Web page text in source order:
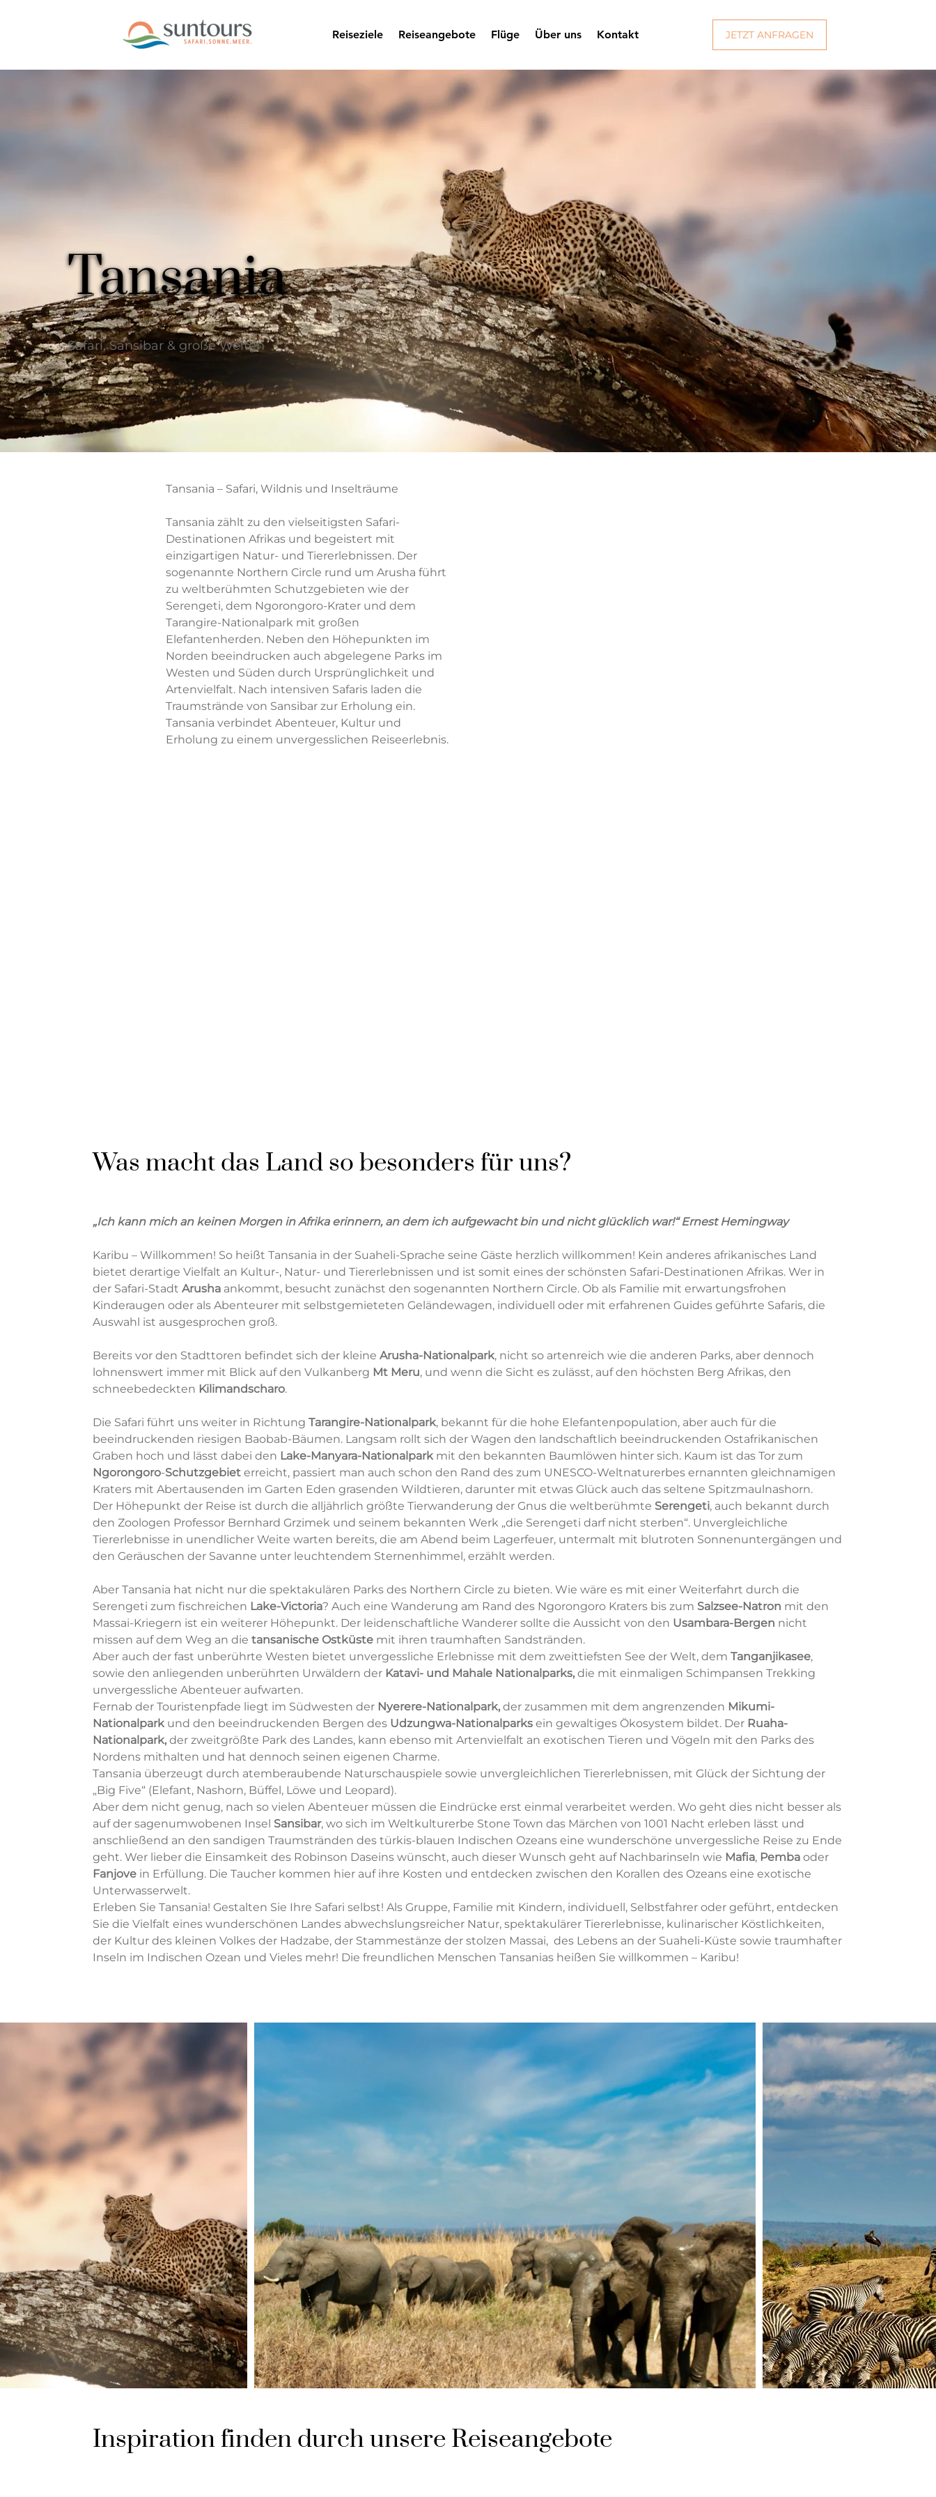
Reiseziele Reiseangebote Flüge Über uns Kontakt JETZT ANFRAGEN
Tansania
Safari, Sansibar & große Weiten
Tansania – Safari, Wildnis und Inselträume
Tansania zählt zu den vielseitigsten Safari-
Destinationen Afrikas und begeistert mit
einzigartigen Natur- und Tiererlebnissen. Der
sogenannte Northern Circle rund um Arusha führt
zu weltberühmten Schutzgebieten wie der
Serengeti, dem Ngorongoro-Krater und dem
Tarangire-Nationalpark mit großen
Elefantenherden. Neben den Höhepunkten im
Norden beeindrucken auch abgelegene Parks im
Westen und Süden durch Ursprünglichkeit und
Artenvielfalt. Nach intensiven Safaris laden die
Traumstrände von Sansibar zur Erholung ein.
Tansania verbindet Abenteuer, Kultur und
Erholung zu einem unvergesslichen Reiseerlebnis.
Was macht das Land so besonders für uns?
„Ich kann mich an keinen Morgen in Afrika erinnern, an dem ich aufgewacht bin und nicht glücklich war!“ Ernest Hemingway
Karibu – Willkommen! So heißt Tansania in der Suaheli-Sprache seine Gäste herzlich willkommen! Kein anderes afrikanisches Land
bietet derartige Vielfalt an Kultur-, Natur- und Tiererlebnissen und ist somit eines der schönsten Safari-Destinationen Afrikas. Wer in
der Safari-Stadt Arusha ankommt, besucht zunächst den sogenannten Northern Circle. Ob als Familie mit erwartungsfrohen
Kinderaugen oder als Abenteurer mit selbstgemieteten Geländewagen, individuell oder mit erfahrenen Guides geführte Safaris, die
Auswahl ist ausgesprochen groß.
Bereits vor den Stadttoren befindet sich der kleine Arusha-Nationalpark, nicht so artenreich wie die anderen Parks, aber dennoch
lohnenswert immer mit Blick auf den Vulkanberg Mt Meru, und wenn die Sicht es zulässt, auf den höchsten Berg Afrikas, den
schneebedeckten Kilimandscharo.
Die Safari führt uns weiter in Richtung Tarangire-Nationalpark, bekannt für die hohe Elefantenpopulation, aber auch für die
beeindruckenden riesigen Baobab-Bäumen. Langsam rollt sich der Wagen den landschaftlich beeindruckenden Ostafrikanischen
Graben hoch und lässt dabei den Lake-Manyara-Nationalpark mit den bekannten Baumlöwen hinter sich. Kaum ist das Tor zum
Ngorongoro-Schutzgebiet erreicht, passiert man auch schon den Rand des zum UNESCO-Weltnaturerbes ernannten gleichnamigen
Kraters mit Abertausenden im Garten Eden grasenden Wildtieren, darunter mit etwas Glück auch das seltene Spitzmaulnashorn.
Der Höhepunkt der Reise ist durch die alljährlich größte Tierwanderung der Gnus die weltberühmte Serengeti, auch bekannt durch
den Zoologen Professor Bernhard Grzimek und seinem bekannten Werk „die Serengeti darf nicht sterben“. Unvergleichliche
Tiererlebnisse in unendlicher Weite warten bereits, die am Abend beim Lagerfeuer, untermalt mit blutroten Sonnenuntergängen und
den Geräuschen der Savanne unter leuchtendem Sternenhimmel, erzählt werden.
Aber Tansania hat nicht nur die spektakulären Parks des Northern Circle zu bieten. Wie wäre es mit einer Weiterfahrt durch die
Serengeti zum fischreichen Lake-Victoria? Auch eine Wanderung am Rand des Ngorongoro Kraters bis zum Salzsee-Natron mit den
Massai-Kriegern ist ein weiterer Höhepunkt. Der leidenschaftliche Wanderer sollte die Aussicht von den Usambara-Bergen nicht
missen auf dem Weg an die tansanische Ostküstemit ihren traumhaften Sandstränden.
Aber auch der fast unberührte Westen bietet unvergessliche Erlebnisse mit dem zweittiefsten See der Welt, dem Tanganjikasee,
sowie den anliegenden unberührten Urwäldern der Katavi- und Mahale Nationalparks, die mit einmaligen Schimpansen Trekking
unvergessliche Abenteuer aufwarten.
Fernab der Touristenpfade liegt im Südwesten der Nyerere-Nationalpark, der zusammen mit dem angrenzenden Mikumi-
Nationalparkund den beeindruckenden Bergen des Udzungwa-Nationalparksein gewaltiges Ökosystem bildet. Der Ruaha-
Nationalpark, der zweitgrößte Park des Landes, kann ebenso mit Artenvielfalt an exotischen Tieren und Vögeln mit den Parks des
Nordens mithalten und hat dennoch seinen eigenen Charme.
Tansania überzeugt durch atemberaubende Naturschauspiele sowie unvergleichlichen Tiererlebnissen, mit Glück der Sichtung der
„Big Five“ (Elefant, Nashorn, Büffel, Löwe und Leopard).
Aber dem nicht genug, nach so vielen Abenteuer müssen die Eindrücke erst einmal verarbeitet werden. Wo geht dies nicht besser als
auf der sagenumwobenen Insel Sansibar, wo sich im Weltkulturerbe Stone Town das Märchen von 1001 Nacht erleben lässt und
anschließend an den sandigen Traumstränden des türkis-blauen Indischen Ozeans eine wunderschöne unvergessliche Reise zu Ende
geht. Wer lieber die Einsamkeit des Robinson Daseins wünscht, auch dieser Wunsch geht auf Nachbarinseln wie Mafia, Pembaoder
Fanjovein Erfüllung. Die Taucher kommen hier auf ihre Kosten und entdecken zwischen den Korallen des Ozeans eine exotische
Unterwasserwelt.
Erleben Sie Tansania! Gestalten Sie Ihre Safari selbst! Als Gruppe, Familie mit Kindern, individuell, Selbstfahrer oder geführt, entdecken
Sie die Vielfalt eines wunderschönen Landes abwechslungsreicher Natur, spektakulärer Tiererlebnisse, kulinarischer Köstlichkeiten,
der Kultur des kleinen Volkes der Hadzabe, der Stammestänze der stolzen Massai, des Lebens an der Suaheli-Küste sowie traumhafter
Inseln im Indischen Ozean und Vieles mehr! Die freundlichen Menschen Tansanias heißen Sie willkommen – Karibu!
Inspiration finden durch unsere Reiseangebote